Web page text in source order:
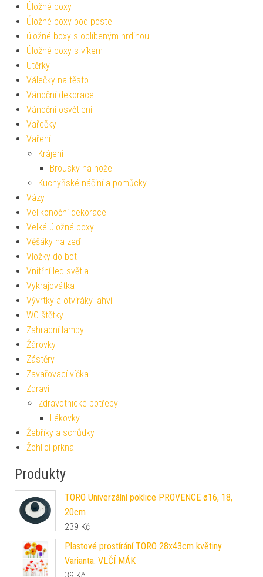
Úložné boxy
Úložné boxy pod postel
úložné boxy s oblíbeným hrdinou
Úložné boxy s víkem
Utěrky
Válečky na těsto
Vánoční dekorace
Vánoční osvětlení
Vařečky
Vaření
Krájení
Brousky na nože
Kuchyňské náčiní a pomůcky
Vázy
Velikonoční dekorace
Velké úložné boxy
Věšáky na zeď
Vložky do bot
Vnitřní led světla
Vykrajovátka
Vývrtky a otvíráky lahví
WC štětky
Zahradní lampy
Žárovky
Zástěry
Zavařovací víčka
Zdraví
Zdravotnické potřeby
Lékovky
Žebříky a schůdky
Žehlicí prkna
Produkty
TORO Univerzální poklice PROVENCE ø16, 18,
20cm
239 Kč
Plastové prostírání TORO 28x43cm květiny
Varianta: VLČÍ MÁK